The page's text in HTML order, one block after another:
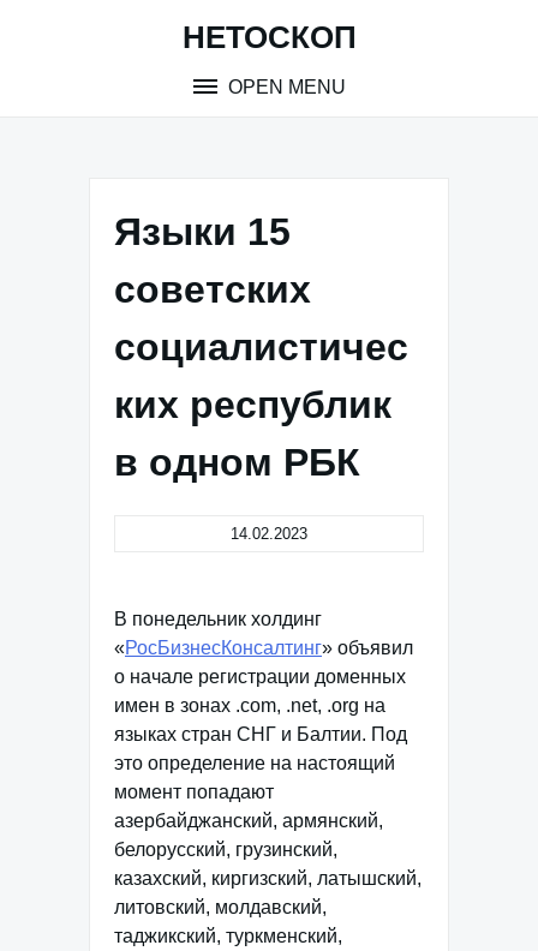
НЕТОСКОП
OPEN MENU
Языки 15
советских
социалистичес
ких республик
в одном РБК
14.02.2023
В понедельник холдинг
«РосБизнесКонсалтинг» объявил
о начале регистрации доменных
имен в зонах .com, .net, .org на
языках стран СНГ и Балтии. Под
это определение на настоящий
момент попадают
азербайджанский, армянский,
белорусский, грузинский,
казахский, киргизский, латышский,
литовский, молдавский,
таджикский, туркменский,